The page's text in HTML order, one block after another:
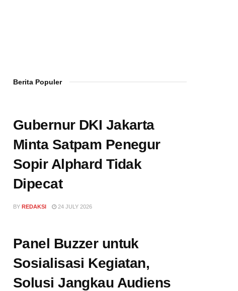
Berita Populer
Gubernur DKI Jakarta
Minta Satpam Penegur
Sopir Alphard Tidak
Dipecat
BY REDAKSI 24 JULY 2026
Panel Buzzer untuk
Sosialisasi Kegiatan,
Solusi Jangkau Audiens